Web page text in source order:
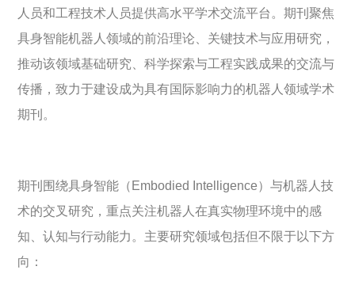
人员和工程技术人员提供高水平学术交流平台。期刊聚焦
具身智能机器人领域的前沿理论、关键技术与应用研究，
推动该领域基础研究、科学探索与工程实践成果的交流与
传播，致力于建设成为具有国际影响力的机器人领域学术
期刊。
期刊围绕具身智能（Embodied Intelligence）与机器人技
术的交叉研究，重点关注机器人在真实物理环境中的感
知、认知与行动能力。主要研究领域包括但不限于以下方
向：